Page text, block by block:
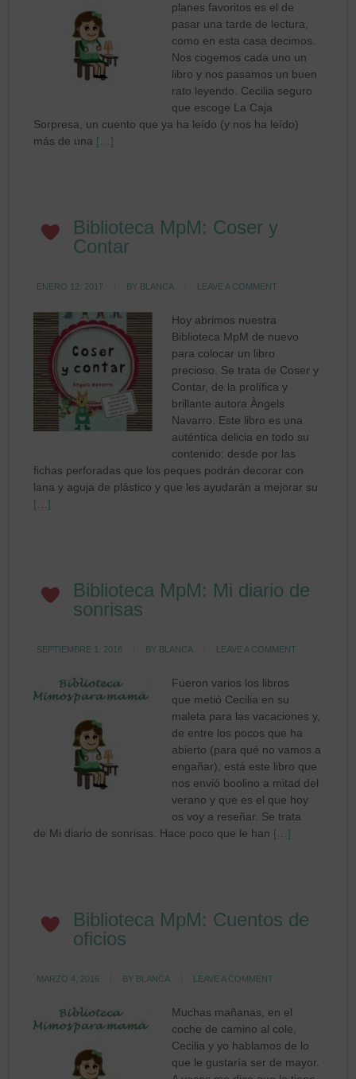
planes favoritos es el de
pasar una tarde de lectura,
como en esta casa decimos.
Nos cogemos cada uno un
libro y nos pasamos un buen
rato leyendo. Cecilia seguro
que escoge La Caja
Sorpresa, un cuento que ya ha leído (y nos ha leído)
más de una […]
Biblioteca MpM: Coser y
Contar
ENERO 12, 2017 BY BLANCA LEAVE A COMMENT
Hoy abrimos nuestra
Biblioteca MpM de nuevo
para colocar un libro
precioso. Se trata de Coser y
Contar, de la prolífica y
brillante autora Àngels
Navarro. Este libro es una
auténtica delicia en todo su
contenido: desde por las
fichas perforadas que los peques podrán decorar con
lana y aguja de plástico y que les ayudarán a mejorar su
[…]
Biblioteca MpM: Mi diario de
sonrisas
SEPTIEMBRE 1, 2016 BY BLANCA LEAVE A COMMENT
Fueron varios los libros
que metió Cecilia en su
maleta para las vacaciones y,
de entre los pocos que ha
abierto (para qué no vamos a
engañar), está este libro que
nos envió boolino a mitad del
verano y que es el que hoy
os voy a reseñar. Se trata
de Mi diario de sonrisas. Hace poco que le han […]
Biblioteca MpM: Cuentos de
oficios
MARZO 4, 2016 BY BLANCA LEAVE A COMMENT
Muchas mañanas, en el
coche de camino al cole,
Cecilia y yo hablamos de lo
que le gustaría ser de mayor.